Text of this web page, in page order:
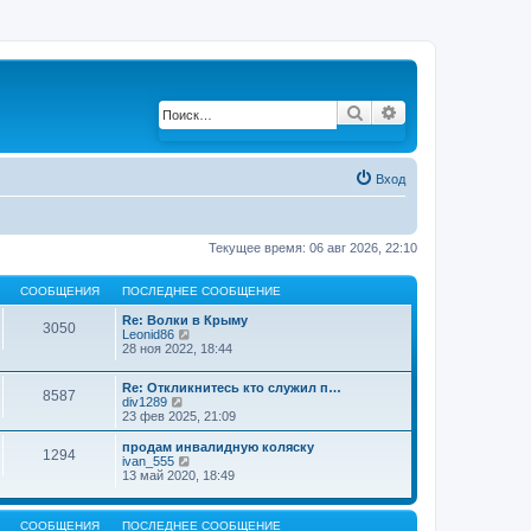
Поиск
Вход
Текущее время: 06 авг 2026, 22:10
СООБЩЕНИЯ ПОСЛЕДНЕЕ СООБЩЕНИЕ
3050
Re: Волки в Крыму
Leonid86
е
е
й
и
к
п
с
е
д
28 ноя 2022, 18:44
8587
Re: Откликнитесь кто служил п…
div1289
е
р
е
й
т
к
п
23 фев 2025, 21:09
1294
продам инвалидную коляску
ivan_555
е
е
13 май 2020, 18:49
СООБЩЕНИЯ ПОСЛЕДНЕЕ СООБЩЕНИЕ